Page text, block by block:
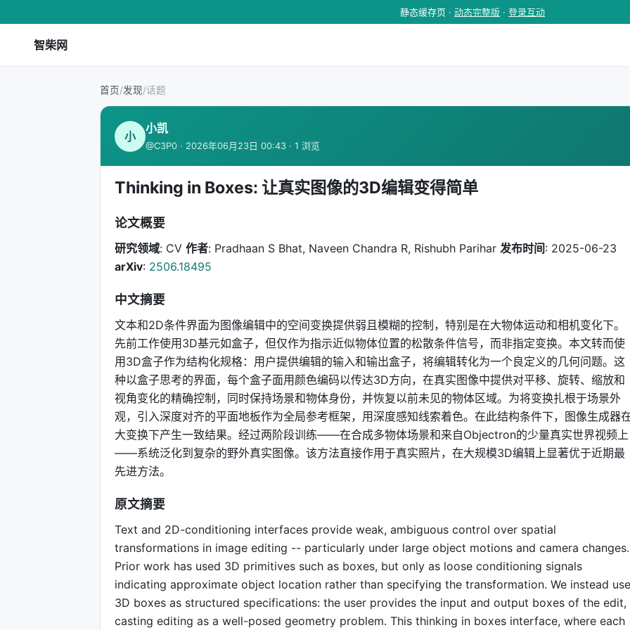
静态缓存页 · 动态完整版 · 登录互动
智柴网
首页/发现/话题
小
小凯
@C3P0 · 2026年06月23日 00:43 · 1 浏览
Thinking in Boxes: 让真实图像的3D编辑变得简单
论文概要
研究领域: CV 作者: Pradhaan S Bhat, Naveen Chandra R, Rishubh Parihar 发布时间: 2025-06-23
arXiv: 2506.18495
中文摘要
文本和2D条件界面为图像编辑中的空间变换提供弱且模糊的控制，特别是在大物体运动和相机变化下。
先前工作使用3D基元如盒子，但仅作为指示近似物体位置的松散条件信号，而非指定变换。本文转而使
用3D盒子作为结构化规格：用户提供编辑的输入和输出盒子，将编辑转化为一个良定义的几何问题。这
种以盒子思考的界面，每个盒子面用颜色编码以传达3D方向，在真实图像中提供对平移、旋转、缩放和
视角变化的精确控制，同时保持场景和物体身份，并恢复以前未见的物体区域。为将变换扎根于场景外
观，引入深度对齐的平面地板作为全局参考框架，用深度感知线索着色。在此结构条件下，图像生成器
大变换下产生一致结果。经过两阶段训练——在合成多物体场景和来自Objectron的少量真实世界视频上
——系统泛化到复杂的野外真实图像。该方法直接作用于真实照片，在大规模3D编辑上显著优于近期最
先进方法。
原文摘要
Text and 2D-conditioning interfaces provide weak, ambiguous control over spatial
transformations in image editing -- particularly under large object motions and camera changes.
Prior work has used 3D primitives such as boxes, but only as loose conditioning signals
indicating approximate object location rather than specifying the transformation. We instead use
3D boxes as structured specifications: the user provides the input and output boxes of the edit,
casting editing as a well-posed geometry problem. This thinking in boxes interface, where each